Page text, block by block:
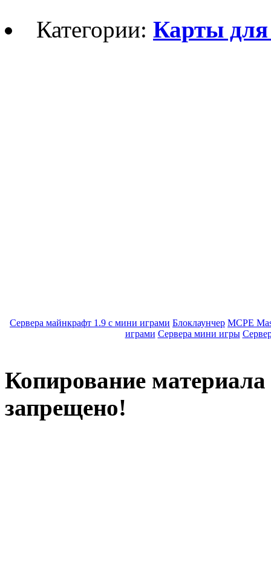
Категории:Карты для
Сервера майнкрафт 1.9 с мини играми Блоклаунчер MCPE
играми Сервера мини игры
Копирование материала
запрещено!